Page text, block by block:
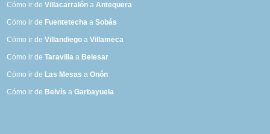
Cómo ir deVillacarralón aAntequera
Cómo ir de Fuentetecha aSobás
Cómo ir deVillandiego aVillameca
Cómo ir deTaravilla a Belesar
Cómo ir de Las Mesas aOnón
Cómo ir de Belvís aGarbayuela